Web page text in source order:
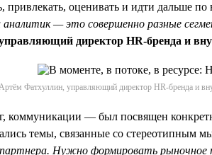
привлекать, оценивать и идти дальше
аналитик — это совершенно разные
директор HR-бренда и
Фатхуллин, управляющий директор HR-бренда и
— был посвящен
темы, связанные со
партнера. Нужно формировать